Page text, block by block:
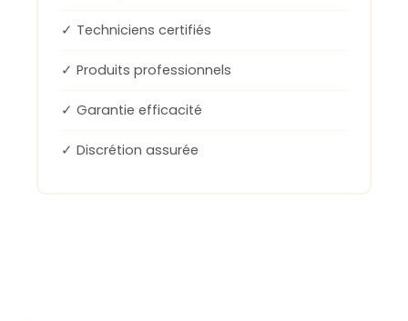
✓ Techniciens certifiés
✓ Produits professionnels
✓ Garantie efficacité
✓ Discrétion assurée